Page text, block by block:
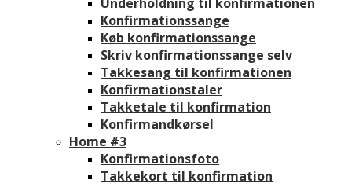
Konfirmationssange
Køb konfirmationssange
Skriv konfirmationssange selv
Takkesang til konfirmationen
Konfirmationstaler
Takketale til konfirmation
Konfirmandkørsel
Home #3
Konfirmationsfoto
Takkekort til konfirmation